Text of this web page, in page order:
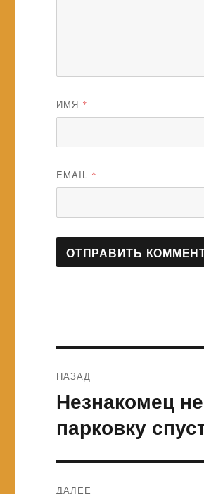
ИМЯ *
EMAIL *
по
записям
НАЗАД
Предыдущая
Незнакомец
парковку
ДАЛЕЕ